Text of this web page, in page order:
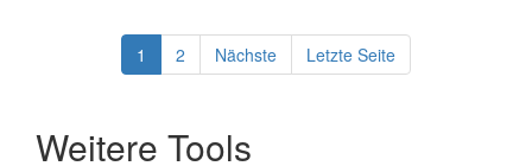
1 2 Nächste Letzte Seite
Weitere Tools